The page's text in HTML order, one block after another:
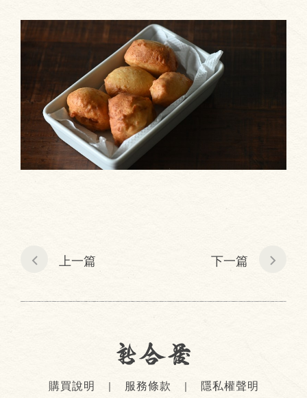
上一篇 下一篇
購買說明 服務條款 隱私權聲明